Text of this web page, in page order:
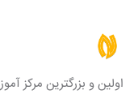
اولین و بزرگترین مرکز